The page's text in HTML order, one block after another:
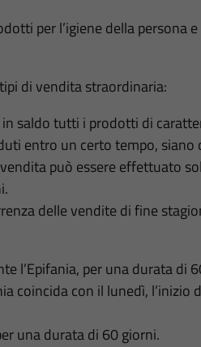
per l’igiene della persona e
di vendita straordinaria:
saldo tutti i prodotti di
entro un certo tempo, siano
può essere effettuato
delle vendite di fine
l’Epifania, per una durata di
coincida con il lunedì, l’inizio
una durata di 60 giorni.